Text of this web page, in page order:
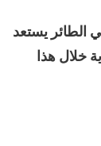
الطائر يستعد
خلال هذا